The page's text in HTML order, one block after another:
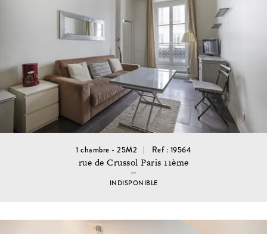
1 chambre - 25M2 Ref : 19564
rue de Crussol Paris 11ème
INDISPONIBLE